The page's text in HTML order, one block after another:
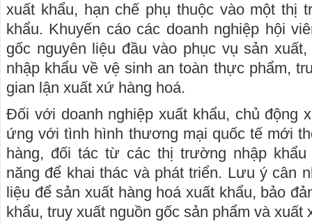
xuất khẩu, hạn chế phụ thuộc vào một thị
khẩu. Khuyến cáo các doanh nghiệp hội
gốc nguyên liệu đầu vào phục vụ sản
nhập khẩu về vệ sinh an toàn thực phẩm,
gian lận xuất xứ hàng hoá.
Đối với doanh nghiệp xuất khẩu, chủ động
ứng với tình hình thương mại quốc tế mới
hàng, đối tác từ các thị trường nhập
năng để khai thác và phát triển. Lưu ý cân
liệu để sản xuất hàng hoá xuất khẩu, bảo
khẩu, truy xuất nguồn gốc sản phẩm và xuất